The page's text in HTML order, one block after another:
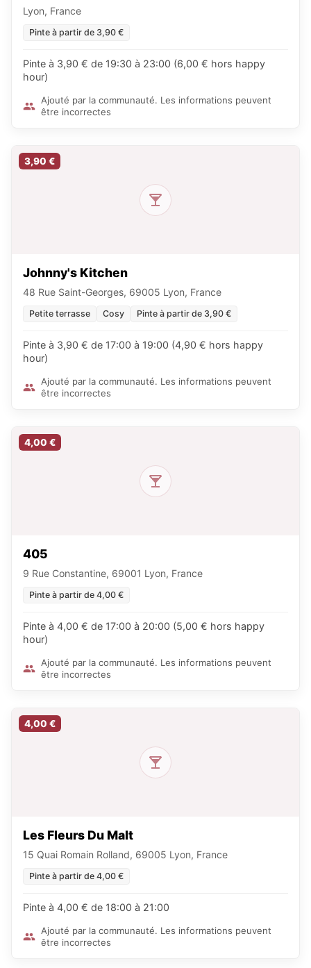
Lyon, France
Pinte à partir de 3,90 €
Pinte à 3,90 € de 19:30 à 23:00 (6,00 € hors happy
hour)
Ajouté par la communauté. Les informations peuvent
être incorrectes
3,90 €
Johnny's Kitchen
48 Rue Saint-Georges, 69005 Lyon, France
Petite terrasse Cosy Pinte à partir de 3,90 €
Pinte à 3,90 € de 17:00 à 19:00 (4,90 € hors happy
hour)
Ajouté par la communauté. Les informations peuvent
être incorrectes
4,00 €
405
9 Rue Constantine, 69001 Lyon, France
Pinte à partir de 4,00 €
Pinte à 4,00 € de 17:00 à 20:00 (5,00 € hors happy
hour)
Ajouté par la communauté. Les informations peuvent
être incorrectes
4,00 €
Les Fleurs Du Malt
15 Quai Romain Rolland, 69005 Lyon, France
Pinte à partir de 4,00 €
Pinte à 4,00 € de 18:00 à 21:00
Ajouté par la communauté. Les informations peuvent
être incorrectes